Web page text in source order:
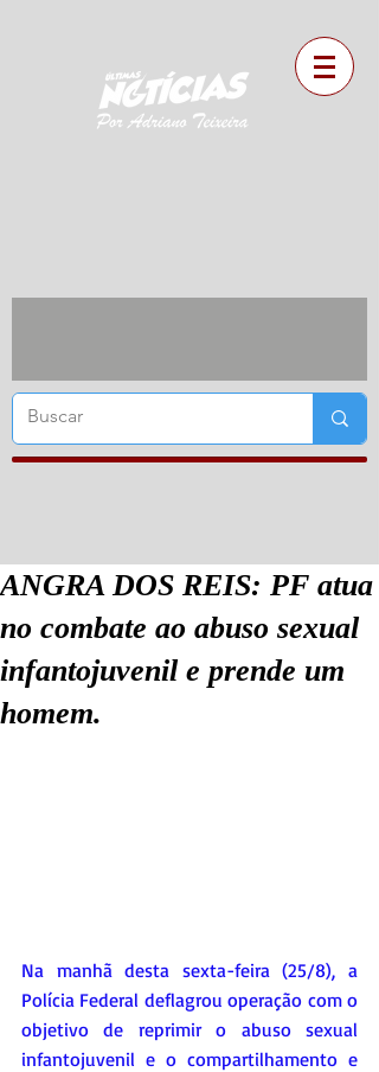
ANGRA DOS REIS: PF atua
no combate ao abuso sexual
infantojuvenil e prende um
homem.
Na manhã desta sexta-feira (25/8), a
Polícia Federal deflagrou operação com o
objetivo de reprimir o abuso sexual
infantojuvenil e o compartilhamento e